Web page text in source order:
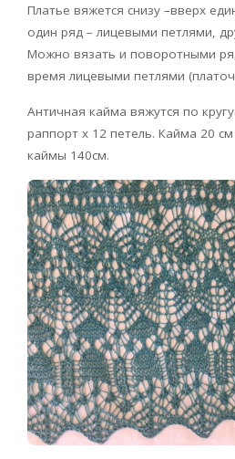
Платье вяжется снизу –вверх
один ряд – лицевыми петлями,
Можно вязать и поворотными
время лицевыми петлями
Античная кайма вяжутся по
раппорт х 12 петель. Кайма 20
каймы 140см.